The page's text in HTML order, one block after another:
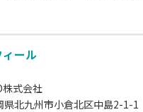
ール
式会社
北九州市小倉北区中島2-1-1